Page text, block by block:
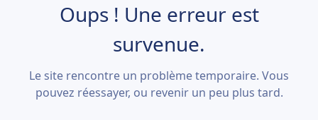
Oups ! Une erreur est
survenue.
Le site rencontre un problème temporaire. Vous
pouvez réessayer, ou revenir un peu plus tard.